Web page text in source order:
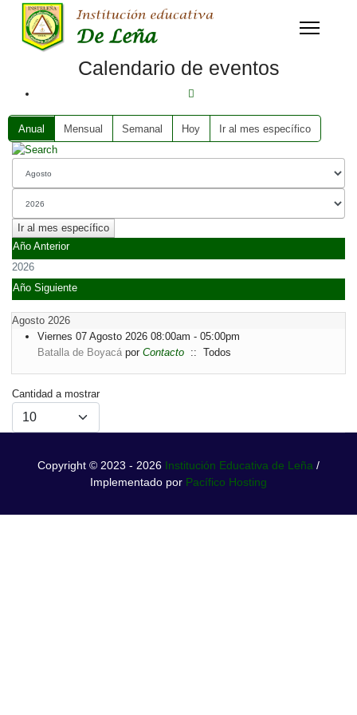
Calendario de eventos
Anual Mensual Semanal Hoy Ir al mes específico
Ir al mes específico
Año Anterior
2026
Año Siguiente
Agosto 2026
Viernes 07 Agosto 2026 08:00am - 05:00pm
Batalla de Boyacá por Contacto :: Todos
Lista
límites
Cantidad a mostrar
Copyright © 2023 - 2026 Institución Educativa de Leña /
Implementado por Pacífico Hosting